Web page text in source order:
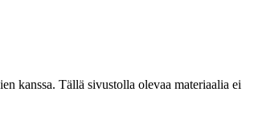
kanssa. Tällä sivustolla olevaa materiaalia ei